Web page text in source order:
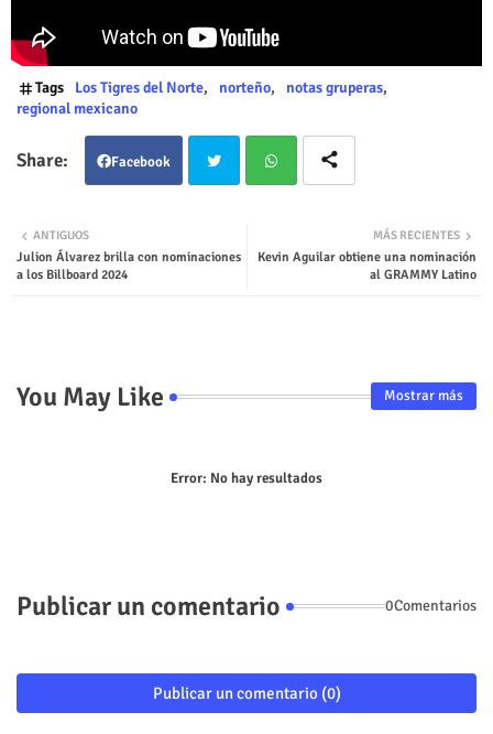
Tags Los Tigres del Norte norteño
notas gruperas
regional mexicano
Facebook
ter tsap
MÁS RECIENTES
Kevin Aguilar obtiene una nominación
al GRAMMY Latino
ANTIGUOS
Julion Álvarez brilla con nominaciones
a los Billboard 2024
You May Like Mostrar más
Error: No hay resultados
Publicar un comentario 0Comentarios
Publicar un comentario (0)